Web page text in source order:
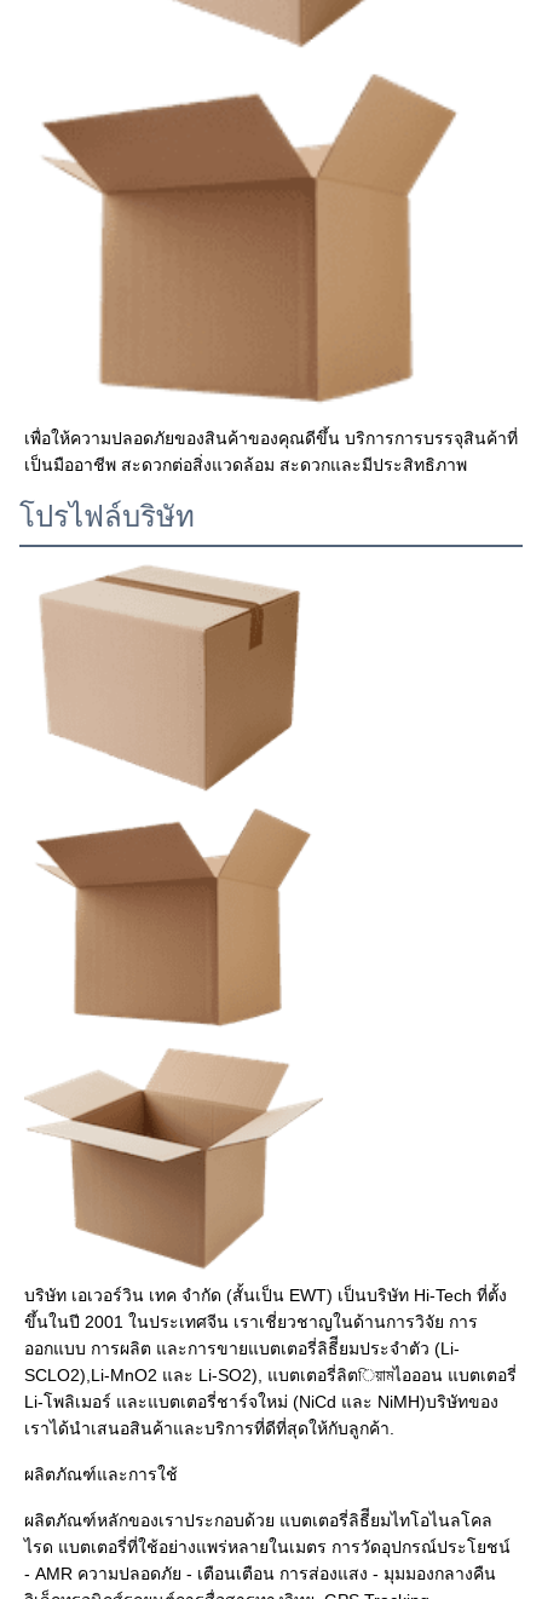
เพื่อให้ความปลอดภัยของสินค้าของคุณดีขึ้น บริการการบรรจุสินค้าที่
เป็นมืออาชีพ สะดวกต่อสิ่งแวดล้อม สะดวกและมีประสิทธิภาพ
โปรไฟล์บริษัท
บริษัท เอเวอร์วิน เทค จํากัด (สั้นเป็น EWT) เป็นบริษัท Hi-Tech ที่ตั้ง
ขึ้นในปี 2001 ในประเทศจีน เราเชี่ยวชาญในด้านการวิจัย การ
ออกแบบ การผลิต และการขายแบตเตอรี่ลิธีียมประจําตัว (Li-
SCLO2),Li-MnO2 และ Li-SO2), แบตเตอรี่ลิตিয়ামไอออน แบตเตอรี่
Li-โพลิเมอร์ และแบตเตอรี่ชาร์จใหม่ (NiCd และ NiMH)บริษัทของ
เราได้นําเสนอสินค้าและบริการที่ดีที่สุดให้กับลูกค้า.
ผลิตภัณฑ์และการใช้
ผลิตภัณฑ์หลักของเราประกอบด้วย แบตเตอรี่ลิธีียมไทโอไนลโคล
ไรด แบตเตอรี่ที่ใช้อย่างแพร่หลายในเมตร การวัดอุปกรณ์ประโยชน์
- AMR ความปลอดภัย - เตือนเตือน การส่องแสง - มุมมองกลางคืน